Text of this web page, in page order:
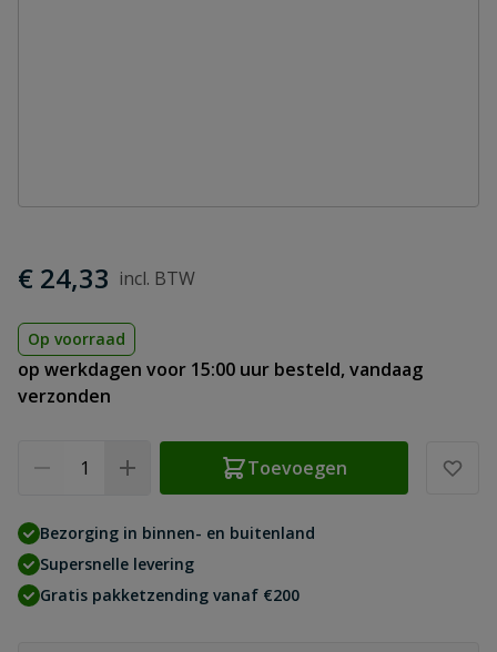
€ 24,33
Op voorraad
op werkdagen voor 15:00 uur besteld, vandaag
verzonden
Toevoegen
Bezorging in binnen- en buitenland
Supersnelle levering
Gratis pakketzending vanaf €200